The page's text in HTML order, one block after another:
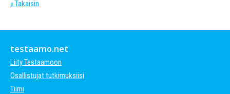
« Takaisin
testaamo.net
Liity Testaamoon
Osallistujat tutkimuksiisi
Tiimi